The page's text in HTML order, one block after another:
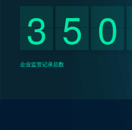
3 5 0
企业监管记录总数